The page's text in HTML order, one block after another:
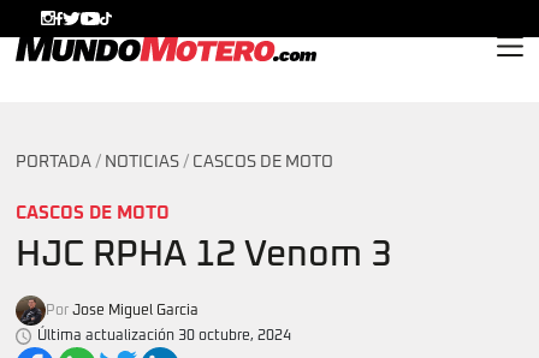
PORTADA / NOTICIAS / CASCOS DE MOTO
CASCOS DE MOTO
HJC RPHA 12 Venom 3
Por Jose Miguel Garcia
Última actualización 30 octubre, 2024